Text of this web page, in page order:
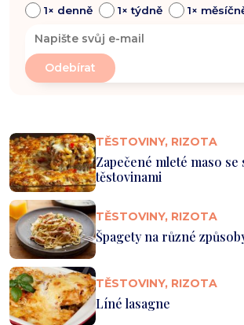
1× denně 1× týdně 1×
TĚSTOVINY, RIZOTA
Zapečené mleté maso se
těstovinami
TĚSTOVINY, RIZOTA
Špagety na různé
TĚSTOVINY, RIZOTA
Líné lasagne